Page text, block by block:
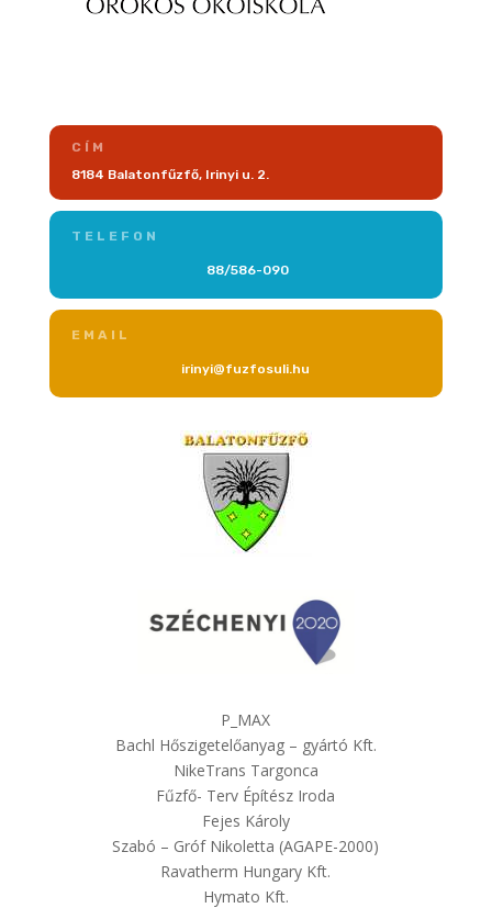
CÍM
8184 Balatonfűzfő, Irinyi u. 2.
TELEFON
88/586-090
EMAIL
irinyi@fuzfosuli.hu
P_MAX
Bachl Hőszigetelőanyag – gyártó Kft.
NikeTrans Targonca
Fűzfő- Terv Építész Iroda
Fejes Károly
Szabó – Gróf Nikoletta (AGAPE-2000)
Ravatherm Hungary Kft.
Hymato Kft.